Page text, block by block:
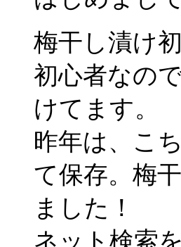
梅干し漬け
初心者なの
けてます。
昨年は、こ
て保存。梅
ました！
ネット検索